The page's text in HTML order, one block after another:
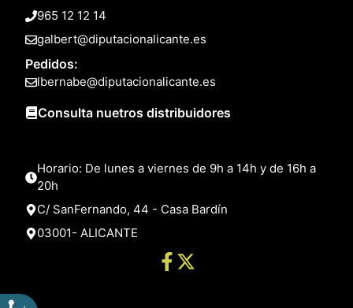
965 12 12 14
galbert@diputacionalicante.es
Pedidos:
lbernabe@diputacionalicante.es
Consulta nuetros distribuidores
Horario: De lunes a viernes de 9h a 14h y de 16h a
20h
C/ SanFernando, 44 - Casa Bardín
03001- ALICANTE